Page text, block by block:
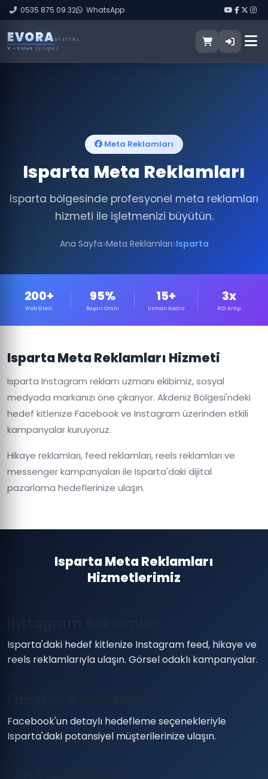
0535 875 09 32 WhatsApp
EVORA DIJITAL
V — Value (İş Değeri)
Meta Reklamları
Isparta Meta Reklamları
Isparta bölgesinde profesyonel meta reklamları
hizmeti ile işletmenizi büyütün.
Ana Sayfa Meta Reklamları Isparta
200+
Web Sitesi
95%
Başarı Oranı
15+
Uzman Kadro
3x
ROI Artışı
Isparta Meta Reklamları Hizmeti
Isparta Instagram reklam uzmanı ekibimiz, sosyal
medyada markanızı öne çıkarıyor. Akdeniz Bölgesi'ndeki
hedef kitlenize Facebook ve Instagram üzerinden etkili
kampanyalar kuruyoruz.
Hikaye reklamları, feed reklamları, reels reklamları ve
messenger kampanyaları ile Isparta'daki dijital
pazarlama hedeflerinize ulaşın.
Isparta Meta Reklamları
Hizmetlerimiz
Isparta'daki hedef kitlenize Instagram feed, hikaye ve
reels reklamlarıyla ulaşın. Görsel odaklı kampanyalar.
Facebook'un detaylı hedefleme seçenekleriyle
Isparta'daki potansiyel müşterilerinize ulaşın.